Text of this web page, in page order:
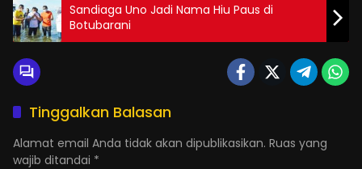
Sandiaga Uno Jadi Nama Hiu Paus di
Botubarani
Tinggalkan Balasan
Alamat email Anda tidak akan dipublikasikan. Ruas yang
wajib ditandai *